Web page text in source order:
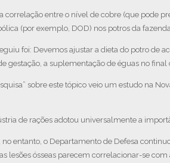
correlação entre o nível de cobre (que pode
(por exemplo, DOD) nos potros da
foi: Devemos ajustar a dieta do potro de
gestação, a suplementação de éguas no
sobre este tópico veio um estudo na
de rações adotou universalmente a
entanto, o Departamento de Defesa
lesões ósseas parecem correlacionar-se